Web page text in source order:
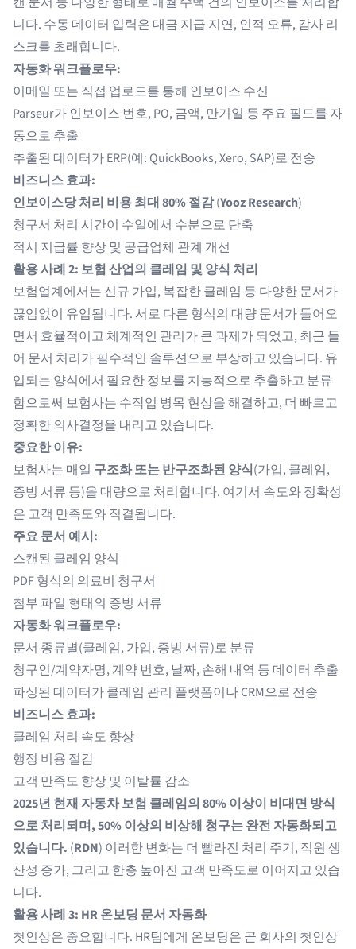
니다. 수동 데이터 입력은 대금 지급 지연, 인적 오류, 감사 리
스크를 초래합니다.
자동화 워크플로우:
이메일 또는 직접 업로드를 통해 인보이스 수신
Parseur가 인보이스 번호, PO, 금액, 만기일 등 주요 필드를 자
동으로 추출
추출된 데이터가 ERP(예: QuickBooks, Xero, SAP)로 전송
비즈니스 효과:
인보이스당 처리 비용 최대 80% 절감(Yooz Research)
청구서 처리 시간이 수일에서 수분으로 단축
적시 지급률 향상 및 공급업체 관계 개선
활용 사례 2: 보험 산업의 클레임 및 양식 처리
보험업계에서는 신규 가입, 복잡한 클레임 등 다양한 문서가
끊임없이 유입됩니다. 서로 다른 형식의 대량 문서가 들어오
면서 효율적이고 체계적인 관리가 큰 과제가 되었고, 최근 들
어 문서 처리가 필수적인 솔루션으로 부상하고 있습니다. 유
입되는 양식에서 필요한 정보를 지능적으로 추출하고 분류
함으로써 보험사는 수작업 병목 현상을 해결하고, 더 빠르고
정확한 의사결정을 내리고 있습니다.
중요한 이유:
보험사는 매일 구조화 또는 반구조화된 양식(가입, 클레임,
증빙 서류 등)을 대량으로 처리합니다. 여기서 속도와 정확성
은 고객 만족도와 직결됩니다.
주요 문서 예시:
스캔된 클레임 양식
PDF 형식의 의료비 청구서
첨부 파일 형태의 증빙 서류
자동화 워크플로우:
문서 종류별(클레임, 가입, 증빙 서류)로 분류
청구인/계약자명, 계약 번호, 날짜, 손해 내역 등 데이터 추출
파싱된 데이터가 클레임 관리 플랫폼이나 CRM으로 전송
비즈니스 효과:
클레임 처리 속도 향상
행정 비용 절감
고객 만족도 향상 및 이탈률 감소
2025년 현재 자동차 보험 클레임의 80% 이상이 비대면 방식
으로 처리되며, 50% 이상의 비상해 청구는 완전 자동화되고
있습니다. (RDN) 이러한 변화는 더 빨라진 처리 주기, 직원 생
산성 증가, 그리고 한층 높아진 고객 만족도로 이어지고 있습
니다.
활용 사례 3: HR 온보딩 문서 자동화
첫인상은 중요합니다. HR팀에게 온보딩은 곧 회사의 첫인상